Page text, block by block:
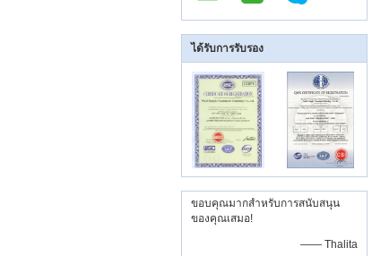
ได้รับการรับรอง
ขอบคุณมากสำหรับการสนับสนุน
ของคุณเสมอ!
—— Thalita